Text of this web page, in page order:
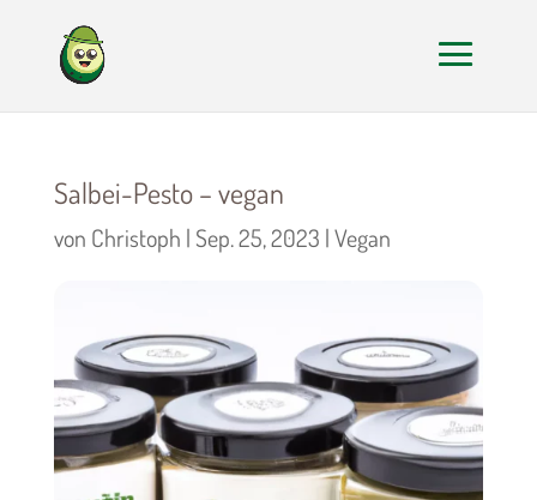
Salbei-Pesto – vegan
von Christoph | Sep. 25, 2023 |Vegan